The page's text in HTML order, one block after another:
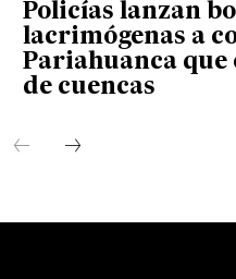
Policías lanzan
lacrimógenas a
Pariahuanca que
de cuencas